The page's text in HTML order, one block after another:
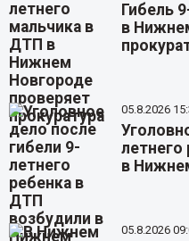
Гибель
в
05.8.2026
в
05.8.2026